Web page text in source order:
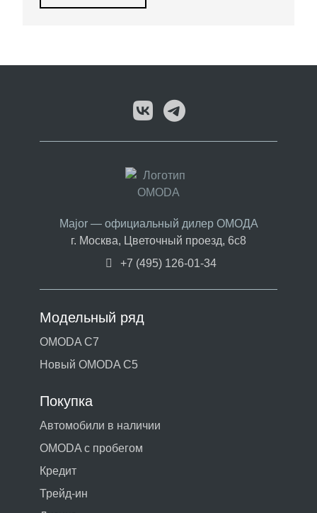
импульс брендам обеспечило развитие
Major — официальный дилер ОМОДА
г. Москва, Цветочный проезд, 6с8
+7 (495) 126-01-34
Модельный ряд
OMODA C7
Новый OMODA C5
Покупка
Автомобили в наличии
OMODA с пробегом
Кредит
Трейд-ин